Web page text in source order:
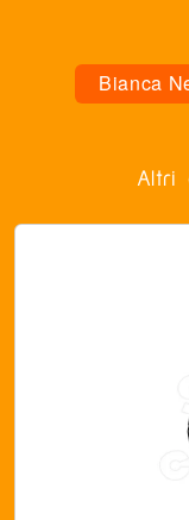
Bianca
Altri